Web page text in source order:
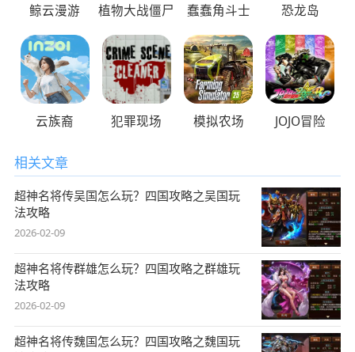
鲸云漫游 植物大战僵尸 蠢蠢角斗士 恐龙岛
云族裔 犯罪现场 模拟农场 JOJO冒险
相关文章
超神名将传吴国怎么玩？四国攻略之吴国玩
法攻略
2026-02-09
超神名将传群雄怎么玩？四国攻略之群雄玩
法攻略
2026-02-09
超神名将传魏国怎么玩？四国攻略之魏国玩